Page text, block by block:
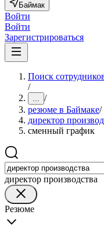
Баймак
Войти
Войти
Зарегистрироваться
Поиск
/
... /
резюме в Баймаке/
директор
сменный график
директор производства
Резюме